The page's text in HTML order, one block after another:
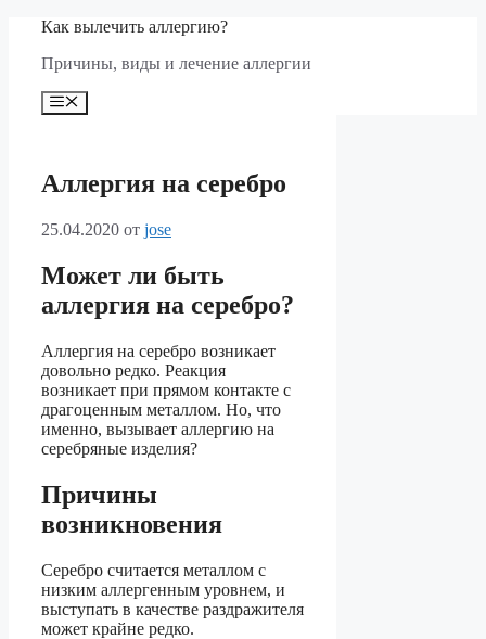
Перейти
содержимому
Как вылечить аллергию?
Причины, виды и лечение аллергии
Меню
Аллергия на серебро
25.04.2020 от jose
Может ли быть
аллергия на серебро?
Аллергия на серебро возникает
довольно редко. Реакция
возникает при прямом контакте с
драгоценным металлом. Но, что
именно, вызывает аллергию на
серебряные изделия?
Причины
возникновения
Серебро считается металлом с
низким аллергенным уровнем, и
выступать в качестве раздражителя
может крайне редко.